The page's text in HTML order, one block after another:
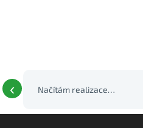
‹ Načítám realizace…